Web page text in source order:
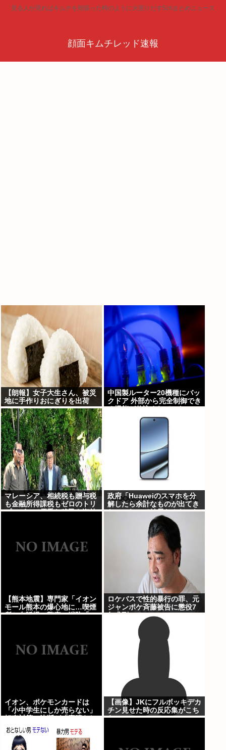
見る人が見ればキムチを頬張った時のように火照りだす5chまとめニュース
顔面キムチレッド速報
【朗報】女子大生さん、被災
地に手作りおにぎりを出荷
中国製ルーター20機種にバッ
クドア 外部から完全制御でき
マレーシア、相続税も贈与税
も金融所得課税もゼロのトリ
プルゼロで優秀な移民を海外
政府「Huaweiのスマホを分
解したら余計なものが出てき
た」これって結局なんだった
【熊本地震】専門家「イオン
モール熊本の爆心地に…喫煙
所と自販機」警察・消防「」
ロケバスで性的暴行の罪、元
ジャンポケ斉藤被告に懲役7
イオン、ポケモンカードは
「小中学生にしか売らない」
い」
【画像】JKにフルボッキデカ
チン見せた時の反応集がこち
らww